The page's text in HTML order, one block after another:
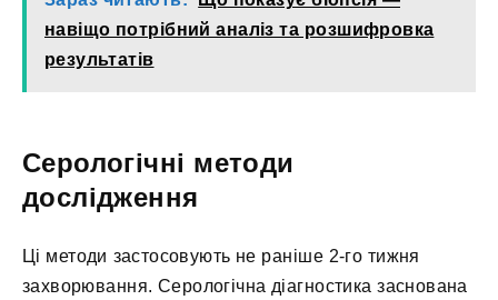
навіщо потрібний аналіз та розшифровка
результатів
Серологічні методи
дослідження
Ці методи застосовують не раніше 2-го тижня
захворювання. Серологічна діагностика заснована